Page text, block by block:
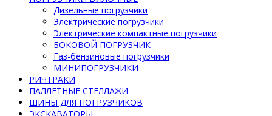
Дизельные погрузчики
Электрические погрузчики
Электрические компактные погрузчики
БОКОВОЙ ПОГРУЗЧИК
Газ-бензиновые погрузчики
МИНИПОГРУЗЧИКИ
РИЧТРАКИ
ПАЛЛЕТНЫЕ СТЕЛЛАЖИ
ШИНЫ ДЛЯ ПОГРУЗЧИКОВ